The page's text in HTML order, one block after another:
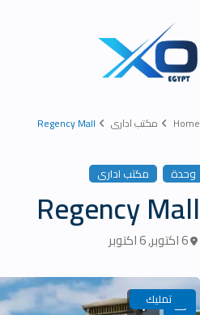
Home مكتب ادارى Regency Mall
وحدة مكتب ادارى
Regency Mall
6 اكتوبر ,6 اكتوبر
تمليك